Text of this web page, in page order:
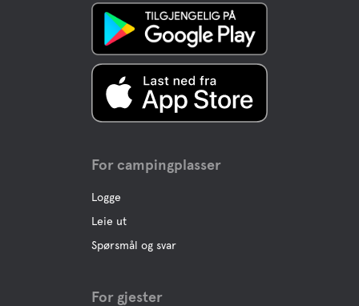
Treningsaktivitet
Treningsløype
For campingplasser
Logge
Leie ut
Spørsmål og svar
For gjester